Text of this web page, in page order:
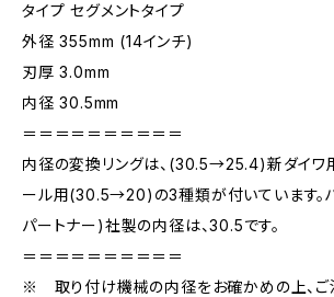
タイプ セグメントタイプ
外径 355mm (14インチ)
刃厚 3.0mm
内径 30.5mm
＝＝＝＝＝＝＝＝＝＝
内径の変換リングは、(30.5→25.4)新ダイ
ール用(30.5→20)の3種類が付いています。
パートナー)社製の内径は、30.5です。
＝＝＝＝＝＝＝＝＝＝
※ 取り付け機械の内径をお確かめの上、ご